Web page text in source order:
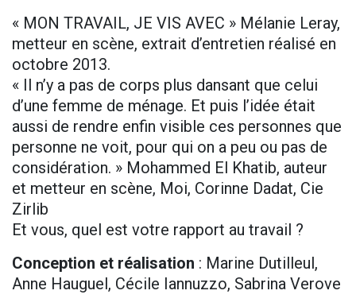
« MON TRAVAIL, JE VIS AVEC » Mélanie Leray,
metteur en scène, extrait d’entretien réalisé en
octobre 2013.
« Il n’y a pas de corps plus dansant que celui
d’une femme de ménage. Et puis l’idée était
aussi de rendre enfin visible ces personnes que
personne ne voit, pour qui on a peu ou pas de
considération. » Mohammed El Khatib, auteur
et metteur en scène, Moi, Corinne Dadat, Cie
Zirlib
Et vous, quel est votre rapport au travail ?
Conception et réalisation : Marine Dutilleul,
Anne Hauguel, Cécile Iannuzzo, Sabrina Verove